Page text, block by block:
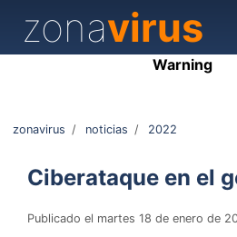
Warning
zonavirus
zonavirus / noticias / 2022
Ciberataque en el
Publicado el martes 18 de enero de